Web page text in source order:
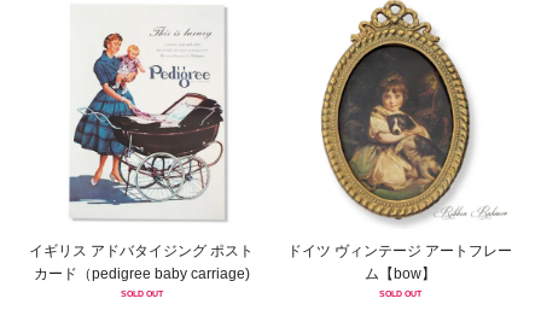
イギリス アドバタイジング ポスト
カード（pedigree baby carriage)
SOLD OUT
ドイツ ヴィンテージ アートフレー
ム【bow】
SOLD OUT